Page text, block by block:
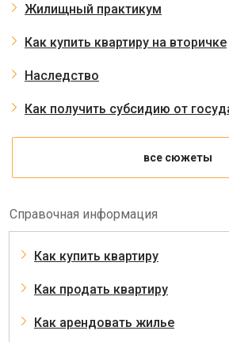
Жилищный практикум
Как купить квартиру на вторичке
Наследство
Как получить субсидию от
все сюжеты
Справочная информация
Как купить квартиру
Как продать квартиру
Как арендовать жилье